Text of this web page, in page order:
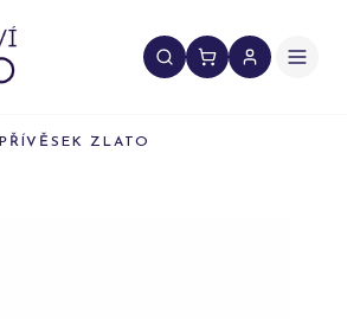
PŘÍVĚSEK ZLATO